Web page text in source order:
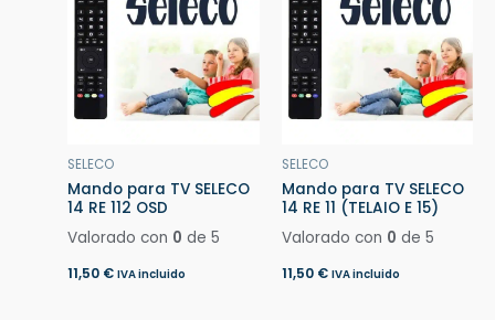
SELECO
Mando para TV SELECO
14 RE 112 OSD
Valorado con 0 de 5
11,50 € IVA incluido
SELECO
Mando para TV SELECO
14 RE 11 (TELAIO E 15)
Valorado con 0 de 5
11,50 € IVA incluido